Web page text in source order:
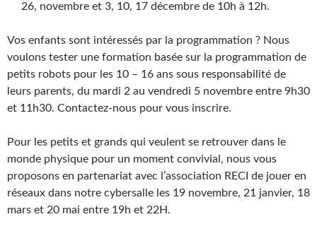
26, novembre et 3, 10, 17 décembre de 10h à 12h.
Vos enfants sont intéressés par la programmation ? Nous
voulons tester une formation basée sur la programmation de
petits robots pour les 10 – 16 ans sous responsabilité de
leurs parents, du mardi 2 au vendredi 5 novembre entre 9h30
et 11h30. Contactez-nous pour vous inscrire.
Pour les petits et grands qui veulent se retrouver dans le
monde physique pour un moment convivial, nous vous
proposons en partenariat avec l’association RECI de jouer en
réseaux dans notre cybersalle les 19 novembre, 21 janvier, 18
mars et 20 mai entre 19h et 22H.